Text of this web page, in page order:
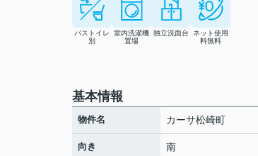
バストイレ
別
室内洗濯機
置場
独立洗面台
ネット使用
料無料
基本情報
物件名 カーサ松崎町
向き 南